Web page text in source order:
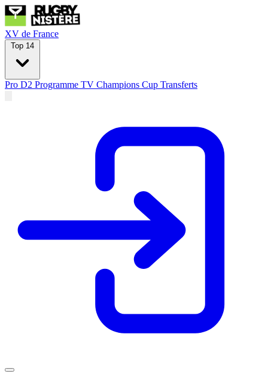
XV de France
Top 14
Pro D2 Programme TV Champions Cup Transferts